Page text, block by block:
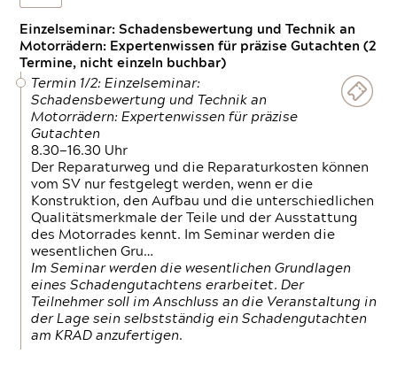
Einzelseminar: Schadensbewertung und Technik an
Motorrädern: Expertenwissen für präzise Gutachten (2
Termine, nicht einzeln buchbar)
Termin 1/2: Einzelseminar:
Schadensbewertung und Technik an
Motorrädern: Expertenwissen für präzise
Gutachten
8.30—16.30 Uhr
Der Reparaturweg und die Reparaturkosten können
vom SV nur festgelegt werden, wenn er die
Konstruktion, den Aufbau und die unterschiedlichen
Qualitätsmerkmale der Teile und der Ausstattung
des Motorrades kennt. Im Seminar werden die
wesentlichen Gru…
Im Seminar werden die wesentlichen Grundlagen
eines Schadengutachtens erarbeitet. Der
Teilnehmer soll im Anschluss an die Veranstaltung in
der Lage sein selbstständig ein Schadengutachten
am KRAD anzufertigen.